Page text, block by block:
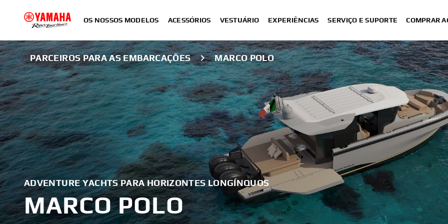
OS NOSSOS MODELOS ACESSÓRIOS VESTUÁRIO EXPERIÊNCIAS SERVIÇO E SUPORTE COMPRAR
PARCEIROS PARA AS EMBARCAÇÕES MARCO POLO
ADVENTURE YACHTS PARA HORIZONTES LONGÍNQUOS
MARCO POLO